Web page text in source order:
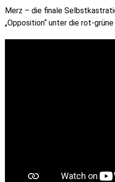
Merz – die finale
„Opposition“ unter die rot-